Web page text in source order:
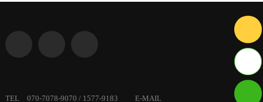
TEL 070-7078-9070 / 1577-9183 E-MAIL